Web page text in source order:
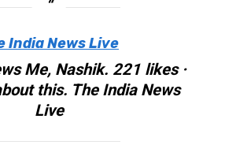
India News Live
Me, Nashik. 221 likes ·
this. The India News
Live